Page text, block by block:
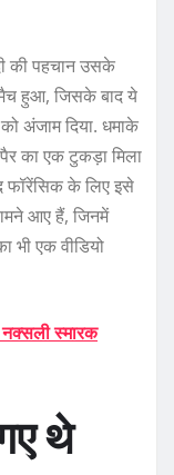
की पहचान उसके
हुआ, जिसके बाद ये
अंजाम दिया. धमाके
का एक टुकड़ा मिला
फॉरेंसिक के लिए इसे
आए हैं, जिनमें
भी एक वीडियो
नक्सली स्मारक
थे